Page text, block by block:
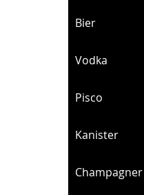
Bier
Vodka
Pisco
Kanister
Champagner